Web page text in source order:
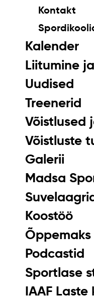
Kontakt
Kalender
Liitumine
Uudised
Treenerid
Võistlused
Võistluste
Galerii
Madsa
Koostöö
Õppemaks
Podcastid
Sportlase
IAAF